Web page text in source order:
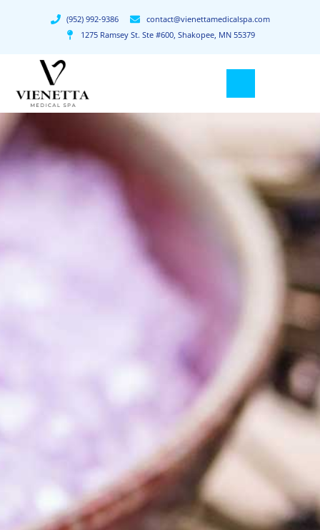
(952) 992-9386
contact@vienettamedicalspa.com
1275 Ramsey St. Ste #600, Shakopee, MN 55379